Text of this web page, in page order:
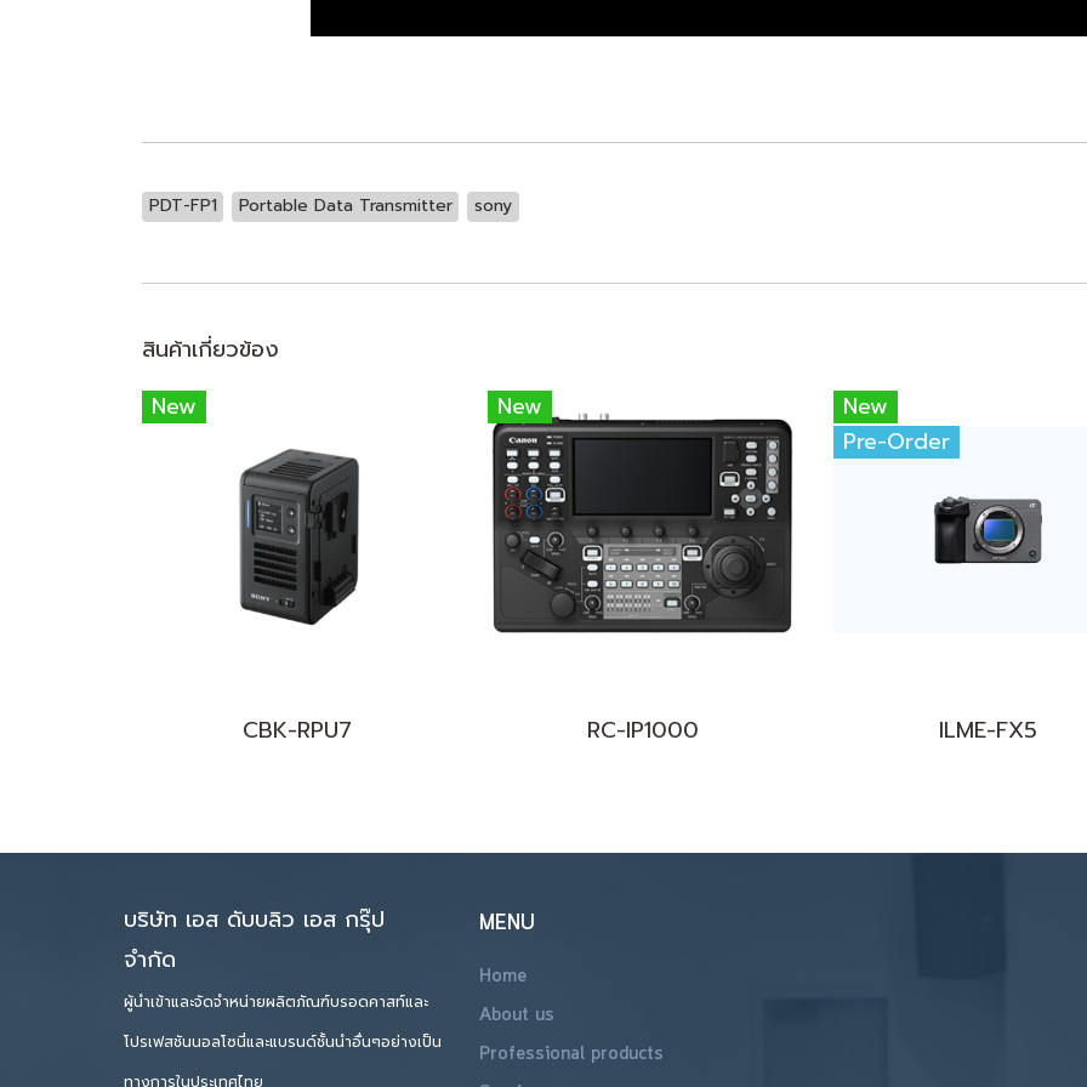
PDT-FP1 Portable Data Transmitter sony
สินค้าเกี่ยวข้อง
New
CBK-RPU7
New
RC-IP1000
New
Pre-Order
ILME-FX5
บริษัท เอส ดับบลิว เอส กรุ๊ป
จำกัด
ผู้นำเข้าและจัดจำหน่ายผลิตภัณฑ์บรอดคาสท์และ
โปรเฟสชันนอลโซนี่และแบรนด์ชั้นนำอื่นๆอย่างเป็น
ทางการในประเทศไทย
MENU
Home
About us
Professional products